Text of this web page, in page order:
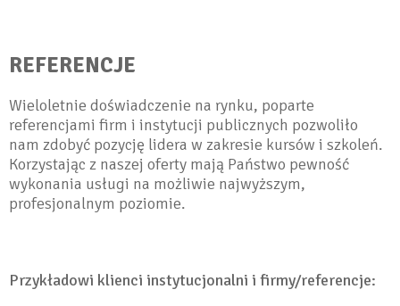
REFERENCJE
Wieloletnie doświadczenie na rynku, poparte
referencjami firm i instytucji publicznych pozwoliło
nam zdobyć pozycję lidera w zakresie kursów i szkoleń.
Korzystając z naszej oferty mają Państwo pewność
wykonania usługi na możliwie najwyższym,
profesjonalnym poziomie.
Przykładowi klienci instytucjonalni i firmy/referencje: